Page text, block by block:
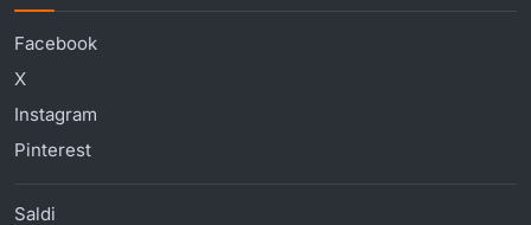
Facebook
X
Instagram
Pinterest
Saldi